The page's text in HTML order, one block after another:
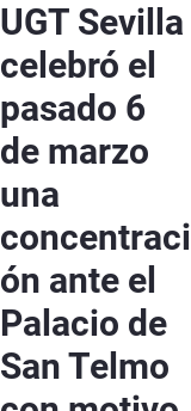
UGT Sevilla
celebró el
pasado 6
de marzo
una
concentraci
ón ante el
Palacio de
San Telmo